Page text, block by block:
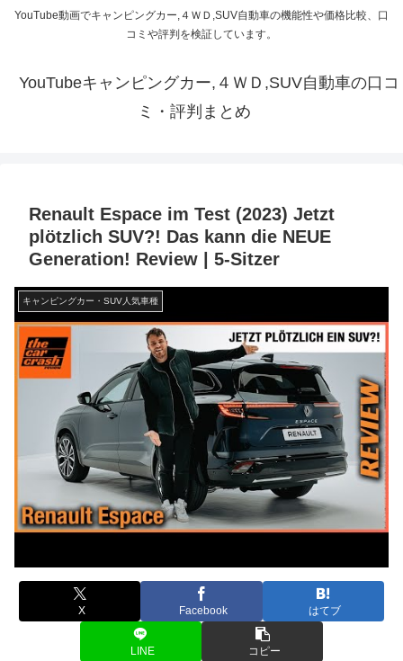
YouTube動画でキャンピングカー,４ＷＤ,SUV自動車の機能性や価格比較、口
コミや評判を検証しています。
YouTubeキャンピングカー,４ＷＤ,SUV自動車の口コ
ミ・評判まとめ
Renault Espace im Test (2023) Jetzt
plötzlich SUV?! Das kann die NEUE
Generation! Review | 5-Sitzer
キャンピングカー・SUV人気車種
X Facebook はてブ
LINE コピー